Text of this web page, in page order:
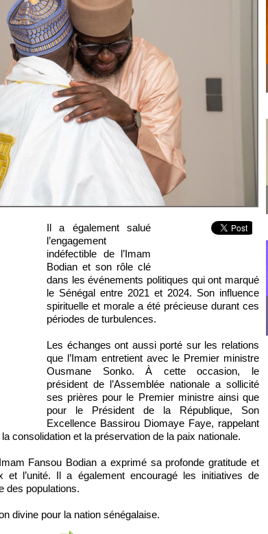
Il a également salué
l’engagement
indéfectible de l’Imam
Bodian et son rôle clé
dans les événements politiques qui ont marqué
le Sénégal entre 2021 et 2024. Son influence
spirituelle et morale a été précieuse durant ces
périodes de turbulences.
Les échanges ont aussi porté sur les relations
que l’Imam entretient avec le Premier ministre
Ousmane Sonko. À cette occasion, le
président de l’Assemblée nationale a sollicité
ses prières pour le Premier ministre ainsi que
pour le Président de la République, Son
Excellence Bassirou Diomaye Faye, rappelant
consolidation et la préservation de la paix nationale.
Fansou Bodian a exprimé sa profonde gratitude et
l’unité. Il a également encouragé les initiatives de
des populations.
divine pour la nation sénégalaise.